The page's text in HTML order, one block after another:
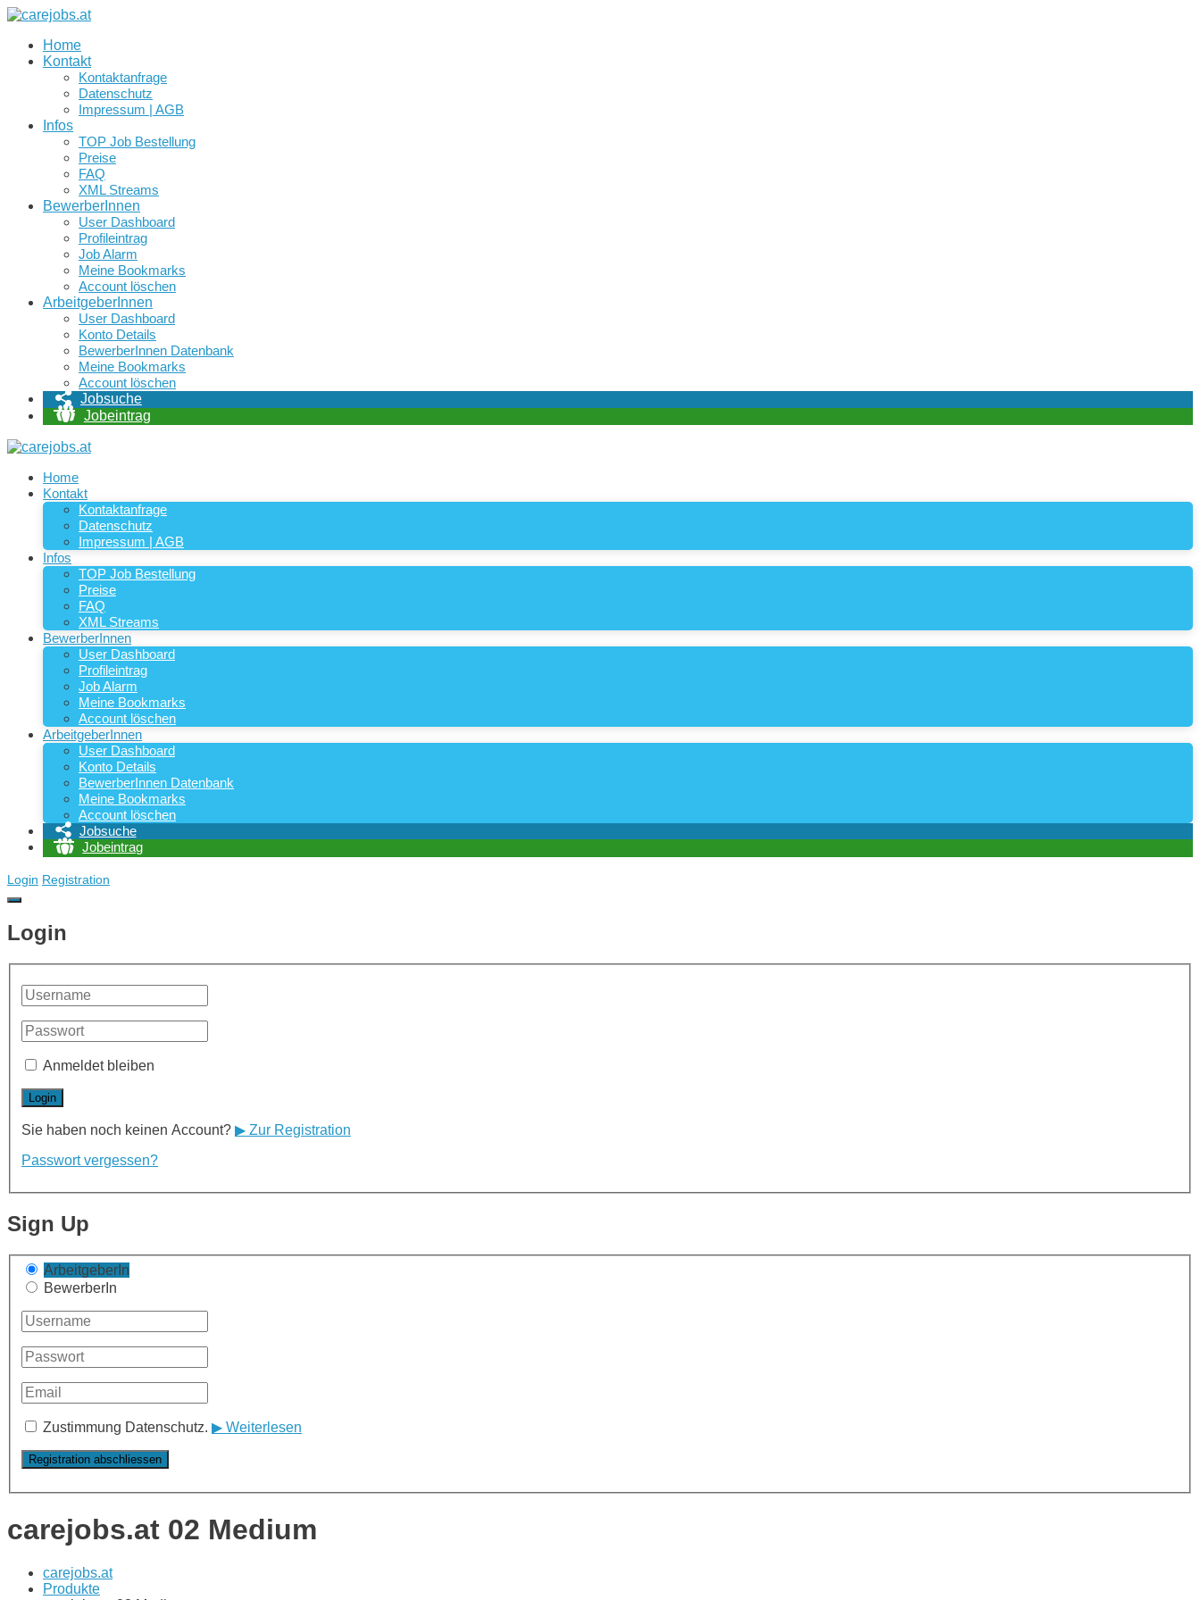
Home
Kontakt
Kontaktanfrage
Datenschutz
Impressum | AGB
Infos
TOP Job Bestellung
Preise
FAQ
XML Streams
BewerberInnen
User Dashboard
Profileintrag
Job Alarm
Meine Bookmarks
Account löschen
ArbeitgeberInnen
User Dashboard
Konto Details
BewerberInnen Datenbank
Meine Bookmarks
Account löschen
Jobsuche
Jobeintrag
Home
Kontakt
Kontaktanfrage
Datenschutz
Impressum | AGB
Infos
TOP Job Bestellung
Preise
FAQ
XML Streams
BewerberInnen
User Dashboard
Profileintrag
Job Alarm
Meine Bookmarks
Account löschen
ArbeitgeberInnen
User Dashboard
Konto Details
BewerberInnen Datenbank
Meine Bookmarks
Account löschen
Jobsuche
Jobeintrag
Login Registration
Login
Anmeldet bleiben
Sie haben noch keinen Account? ▶ Zur Registration
Passwort vergessen?
Sign Up
ArbeitgeberIn
BewerberIn
Zustimmung Datenschutz. ▶ Weiterlesen
carejobs.at 02 Medium
carejobs.at
Produkte